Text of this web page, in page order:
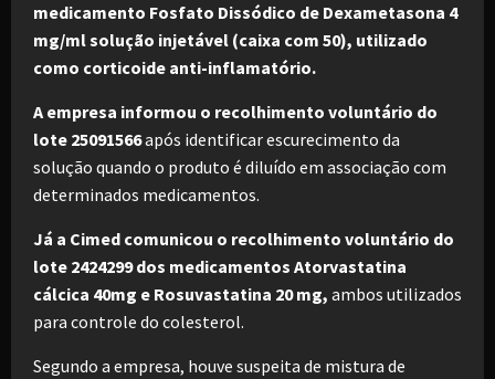
medicamento Fosfato Dissódico de Dexametasona 4
mg/ml solução injetável (caixa com 50), utilizado
como corticoide anti-inflamatório.
A empresa informou o recolhimento voluntário do
lote 25091566após identificar escurecimento da
solução quando o produto é diluído em associação com
determinados medicamentos.
Já a Cimed comunicou o recolhimento voluntário do
lote 2424299 dos medicamentos Atorvastatina
cálcica 40mg e Rosuvastatina 20 mg, ambos utilizados
para controle do colesterol.
Segundo a empresa, houve suspeita de mistura de